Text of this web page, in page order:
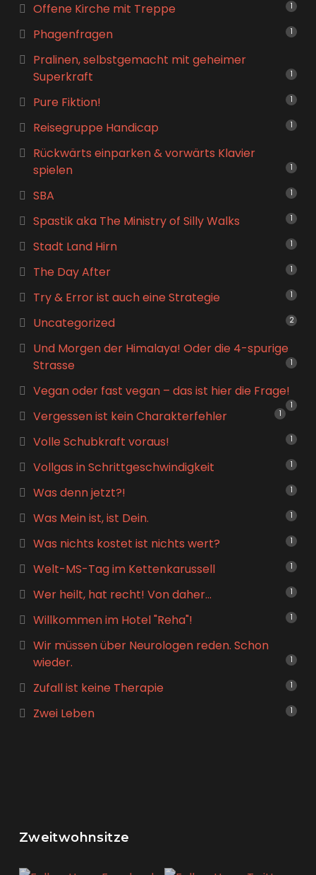
Offene Kirche mit Treppe 1
Phagenfragen 1
Pralinen, selbstgemacht mit geheimer
Superkraft
1
Pure Fiktion! 1
Reisegruppe Handicap 1
Rückwärts einparken & vorwärts Klavier
spielen
1
SBA 1
Spastik aka The Ministry of Silly Walks 1
Stadt Land Hirn 1
The Day After 1
Try & Error ist auch eine Strategie 1
Uncategorized 2
Und Morgen der Himalaya! Oder die 4-spurige
Strasse
1
Vegan oder fast vegan – das ist hier die Frage!
1
Vergessen ist kein Charakterfehler 1
Volle Schubkraft voraus! 1
Vollgas in Schrittgeschwindigkeit 1
Was denn jetzt?! 1
Was Mein ist, ist Dein. 1
Was nichts kostet ist nichts wert? 1
Welt-MS-Tag im Kettenkarussell 1
Wer heilt, hat recht! Von daher… 1
Willkommen im Hotel "Reha"! 1
Wir müssen über Neurologen reden. Schon
wieder.
1
Zufall ist keine Therapie 1
Zwei Leben 1
Zweitwohnsitze